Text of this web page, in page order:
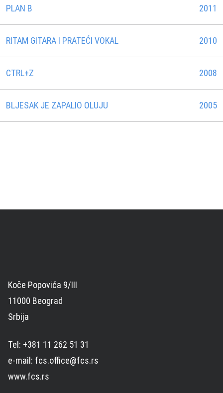
PLAN B 2011
RITAM GITARA I PRATEĆI VOKAL 2010
CTRL+Z 2008
BLJESAK JE ZAPALIO OLUJU 2005
Koče Popovića 9/III
11000 Beograd
Srbija
Tel: +381 11 262 51 31
e-mail: fcs.office@fcs.rs
www.fcs.rs